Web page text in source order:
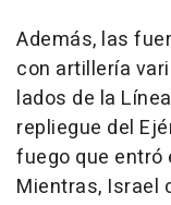
Además, las
con artillería
lados de la
repliegue del
fuego que entró
Mientras, Israel